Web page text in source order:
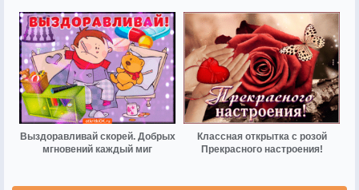
Выздоравливай скорей. Добрых
мгновений каждый миг
Классная открытка с розой
Прекрасного настроения!